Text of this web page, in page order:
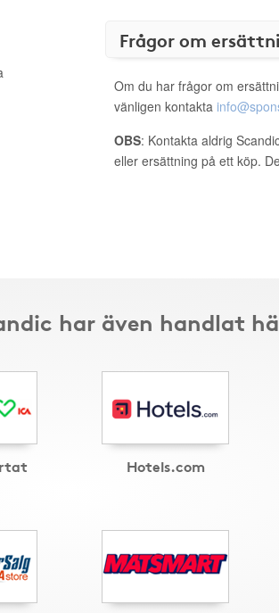
Frågor om
Om du har frågor om
vänligen kontakta
OBS: Kontakta aldrig
eller ersättning på ett köp.
har även handlat
Hotels.com